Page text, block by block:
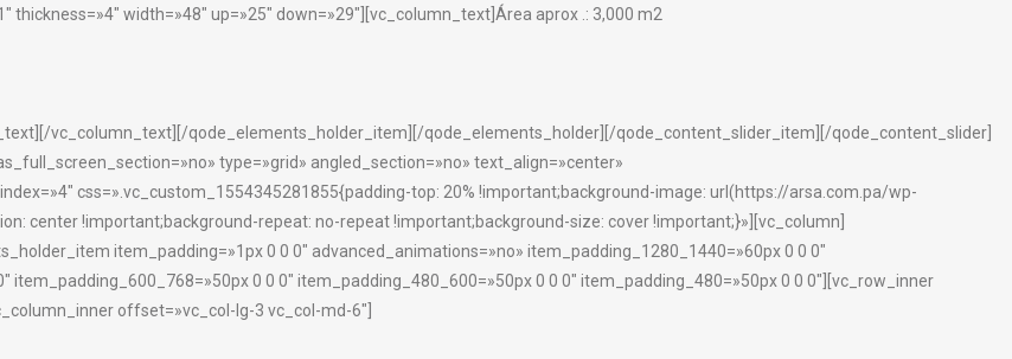
width=»48″ up=»25″ down=»29″][vc_column_text] Área aprox .: 3,000 m2
vc_column_text][/qode_elements_holder_item][/qode_elements_holder][/qode_content_slider_item][/qode_content_slider]
type=»grid» angled_section=»no» text_align=»center»
css=».vc_custom_1554345281855{padding-top: 20% !important;background-image: url(https://arsa.com.pa/wp-
center !important;background-repeat: no-repeat !important;background-size: cover !important;}»][vc_column]
item_padding=»1px 0 0 0″ advanced_animations=»no» item_padding_1280_1440=»60px 0 0 0″
0 0 0″ item_padding_480_600=»50px 0 0 0″ item_padding_480=»50px 0 0 0″][vc_row_inner
offset=»vc_col-lg-3 vc_col-md-6″]